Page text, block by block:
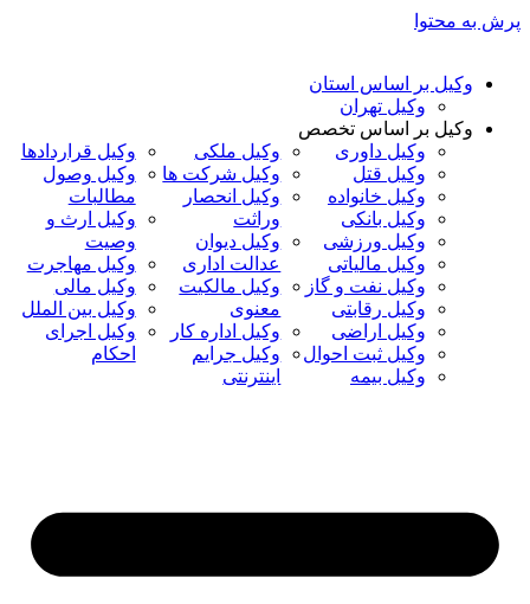
پرش به محتوا
وکیل بر اساس استان
وکیل تهران
وکیل بر اساس تخصص
وکیل داوری
وکیل قتل
وکیل خانواده
وکیل بانکی
وکیل ورزشی
وکیل مالیاتی
وکیل نفت و گاز
وکیل رقابتی
وکیل اراضی
وکیل ثبت احوال
وکیل بیمه
وکیل ملکی
وکیل شرکت ها
وکیل انحصار
وراثت
وکیل دیوان
عدالت اداری
وکیل مالکیت
معنوی
وکیل اداره کار
وکیل جرایم
اینترنتی
وکیل قراردادها
وکیل وصول
مطالبات
وکیل ارث و
وصیت
وکیل مهاجرت
وکیل مالی
وکیل بین الملل
وکیل اجرای
احکام